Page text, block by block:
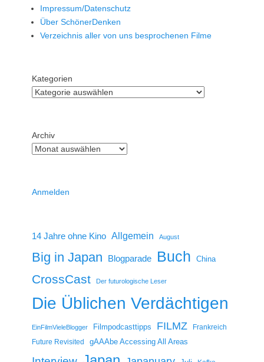
Impressum/Datenschutz
Über SchönerDenken
Verzeichnis aller von uns besprochenen Filme
Kategorien
Archiv
Anmelden
14 Jahre ohne Kino Allgemein August
Big in Japan Blogparade Buch China
CrossCast Der futurologische Leser
Die Üblichen Verdächtigen
EinFilmVieleBlogger Filmpodcasttipps FILMZ
Frankreich
Future Revisited
gAAAbe Accessing All Areas